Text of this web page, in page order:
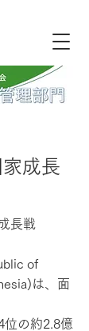
成長
長戦
of
は、面
位の約2.8億